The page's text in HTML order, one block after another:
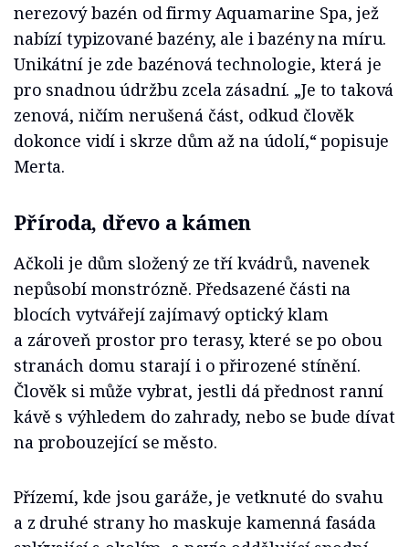
nerezový bazén od firmy Aquamarine Spa, jež
nabízí typizované bazény, ale i bazény na míru.
Unikátní je zde bazénová technologie, která je
pro snadnou údržbu zcela zásadní. „Je to taková
zenová, ničím nerušená část, odkud člověk
dokonce vidí i skrze dům až na údolí,“ popisuje
Merta.
Příroda, dřevo a kámen
Ačkoli je dům složený ze tří kvádrů, navenek
nepůsobí monstrózně. Předsazené části na
blocích vytvářejí zajímavý optický klam
a zároveň prostor pro terasy, které se po obou
stranách domu starají i o přirozené stínění.
Člověk si může vybrat, jestli dá přednost ranní
kávě s výhledem do zahrady, nebo se bude dívat
na probouzející se město.
Přízemí, kde jsou garáže, je vetknuté do svahu
a z druhé strany ho maskuje kamenná fasáda